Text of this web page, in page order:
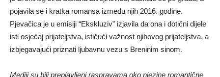
pojavila se i kratka romansa između njih 2016. godine.
Pjevačica je u emisiji “Ekskluziv” izjavila da ona i dotični dijele
isti osjećaj prijateljstva, ističući važnost njihovog prijateljstva, a
izbjegavajući priznati ljubavnu vezu s Breninim sinom.
Mediji su bili preplavljeni raspravama oko njezine romantične